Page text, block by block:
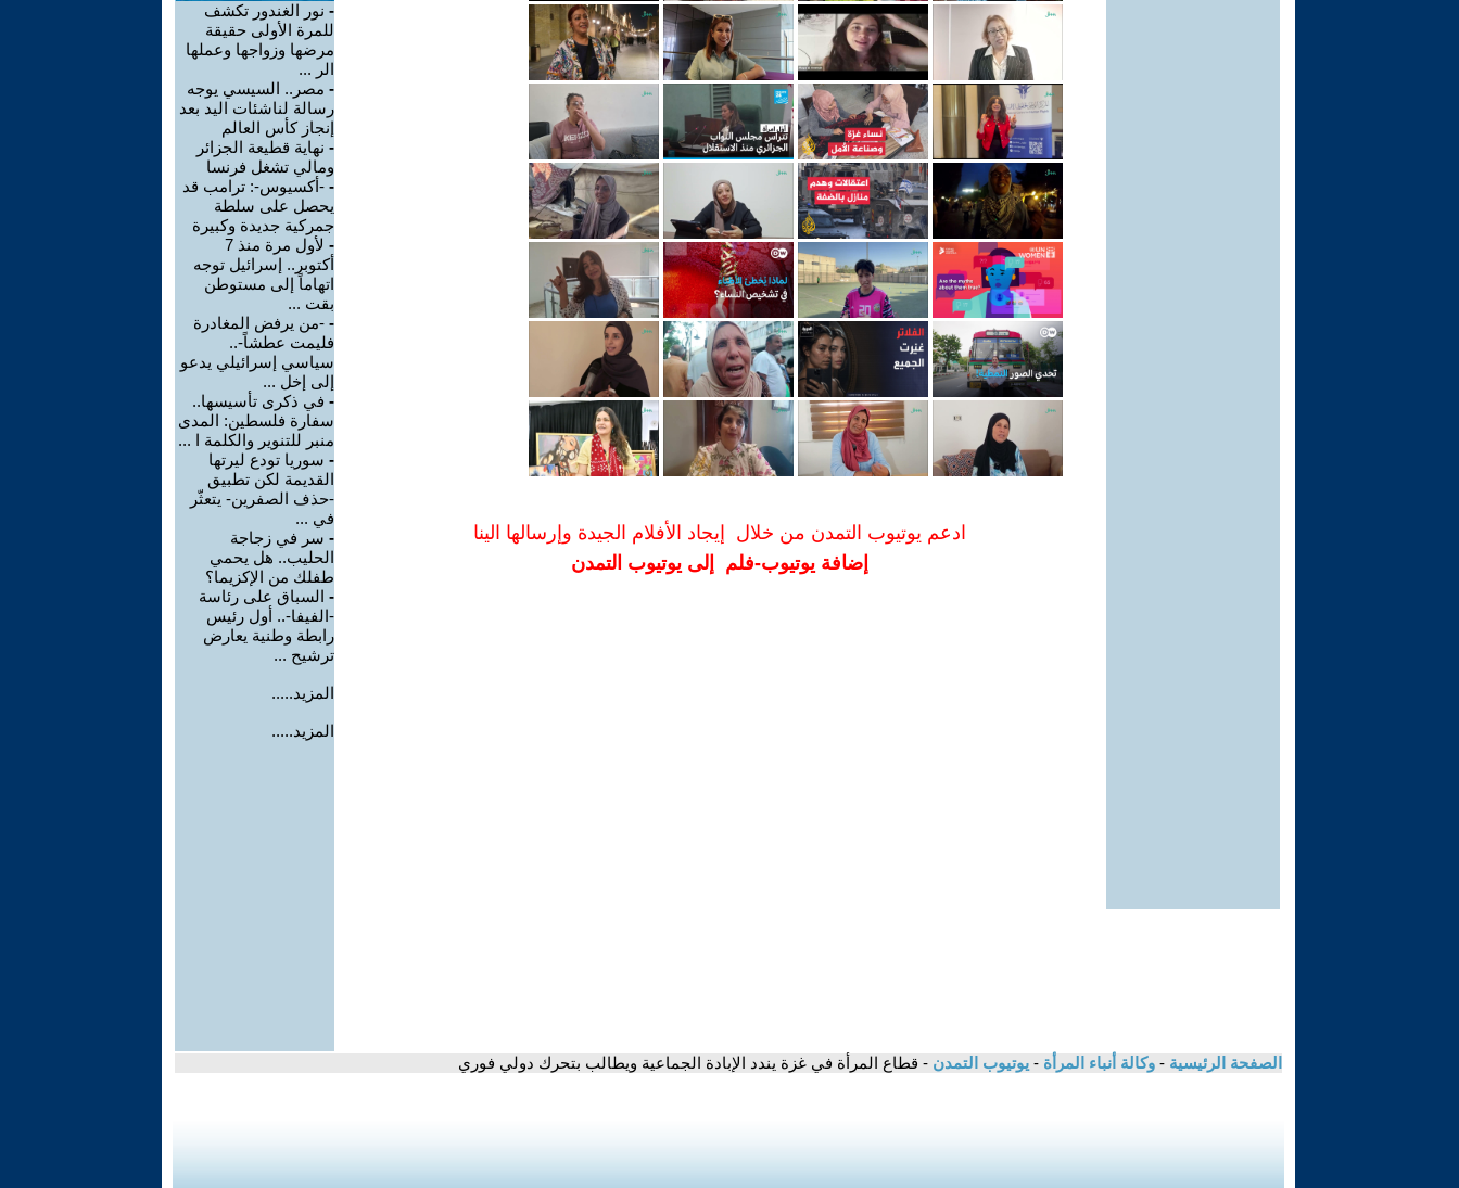
ادعم يوتيوب التمدن من خلال إيجاد الأفلام الجيدة وإرسالها الينا
إضافة يوتيوب-فلم إلى يوتيوب التمدن
- نور الغندور تكشف
للمرة الأولى حقيقة
مرضها وزواجها وعملها
الر ...
- مصر.. السيسي يوجه
رسالة لناشئات اليد بعد
إنجاز كأس العالم
- نهاية قطيعة الجزائر
ومالي تشغل فرنسا
- -أكسيوس-: ترامب قد
يحصل على سلطة
جمركية جديدة وكبيرة
-
لأول مرة منذ 7
أكتوبر.. إسرائيل توجه
اتهاماً إلى مستوطن
بقت ...
- -من يرفض المغادرة
فليمت عطشاً-..
سياسي إسرائيلي يدعو
إلى إخل ...
- في ذكرى تأسيسها..
سفارة فلسطين: المدى
منبر للتنوير والكلمة ا ...
- سوريا تودع ليرتها
القديمة لكن تطبيق
-حذف الصفرين- يتعثّر
في ...
- سر في زجاجة
الحليب.. هل يحمي
طفلك من الإكزيما؟
- السباق على رئاسة
-الفيفا-.. أول رئيس
رابطة وطنية يعارض
ترشيح ...
المزيد.....
المزيد.....
الصفحة الرئيسية - وكالة أنباء المرأة - يوتيوب التمدن - قطاع المرأة في غزة يندد الإبادة الجماعية ويطالب بتحرك دولي فوري